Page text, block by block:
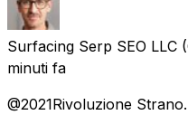
Surfacing Serp SEO LLC
minuti fa
@2021Rivoluzione